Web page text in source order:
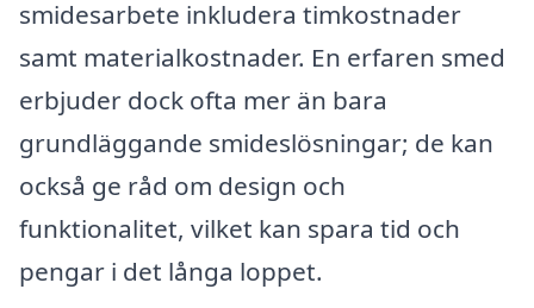
smidesarbete inkludera timkostnader
samt materialkostnader. En erfaren smed
erbjuder dock ofta mer än bara
grundläggande smideslösningar; de kan
också ge råd om design och
funktionalitet, vilket kan spara tid och
pengar i det långa loppet.